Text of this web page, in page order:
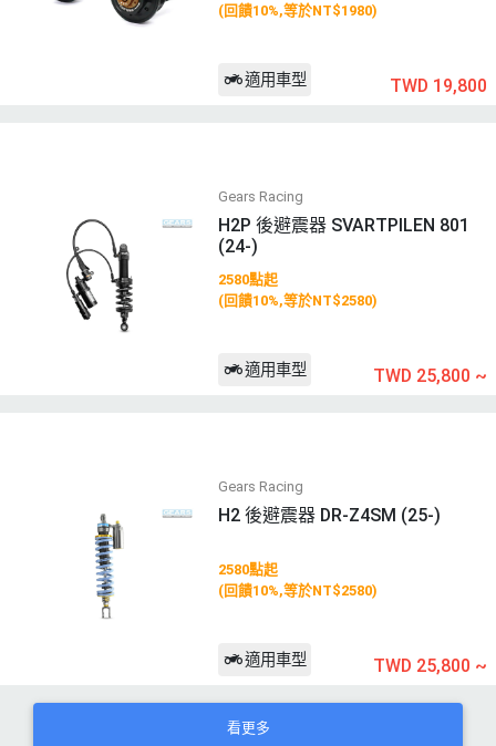
(回饋10%,等於NT$1980)
適用車型 TWD 19,800
Gears Racing
H2P 後避震器 SVARTPILEN 801
(24-)
2580點起
(回饋10%,等於NT$2580)
適用車型 TWD 25,800 ~
Gears Racing
H2 後避震器 DR-Z4SM (25-)
2580點起
(回饋10%,等於NT$2580)
適用車型 TWD 25,800 ~
看更多